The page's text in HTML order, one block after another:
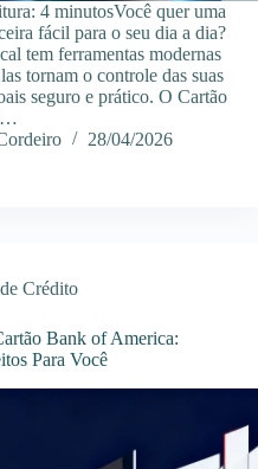
4 minutosVocê quer uma
fácil para o seu dia a dia?
tem ferramentas modernas
tornam o controle das suas
seguro e prático. O Cartão
28/04/2026
Crédito
Bank of America:
Para Você